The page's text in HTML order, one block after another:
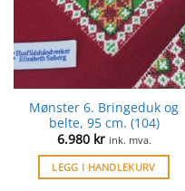
Mønster 6. Bringeduk og
belte, 95 cm. (104)
6.980 kr ink. mva.
LEGG I HANDLEKURV